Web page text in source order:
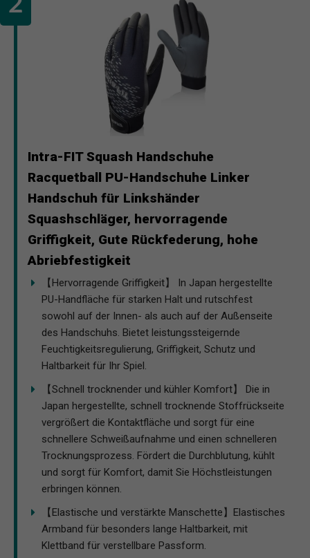
Intra-FIT Squash Handschuhe
Racquetball PU-Handschuhe Linker
Handschuh für Linkshänder
Squashschläger, hervorragende
Griffigkeit, Gute Rückfederung, hohe
Abriebfestigkeit
【Hervorragende Griffigkeit】 In Japan hergestellte
PU-Handfläche für starken Halt und rutschfest
sowohl auf der Innen- als auch auf der Außenseite
des Handschuhs. Bietet leistungssteigernde
Feuchtigkeitsregulierung, Griffigkeit, Schutz und
Haltbarkeit für Ihr Spiel.
【Schnell trocknender und kühler Komfort】 Die in
Japan hergestellte, schnell trocknende Stoffrückseite
vergrößert die Kontaktfläche und sorgt für eine
schnellere Schweißaufnahme und einen schnelleren
Trocknungsprozess. Fördert die Durchblutung, kühlt
und sorgt für Komfort, damit Sie Höchstleistungen
erbringen können.
【Elastische und verstärkte Manschette】Elastisches
Armband für besonders lange Haltbarkeit, mit
Klettband für verstellbare Passform.